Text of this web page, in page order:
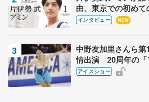
由、東京での初め
目スケーターの「今
インタビュー NEW
中野友加里さんら
情出演 20周年の「
ス」 宮本賢二さん
アイスショー